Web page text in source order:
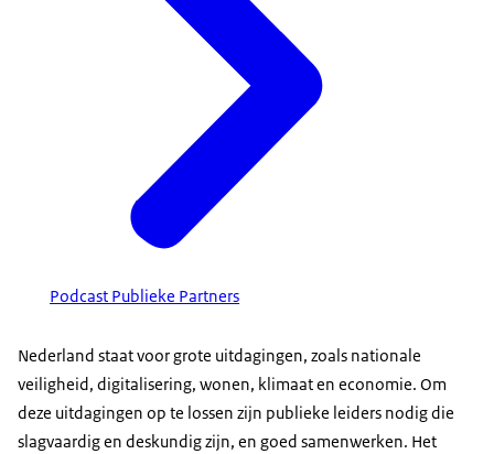
Podcast Publieke Partners
Nederland staat voor grote uitdagingen, zoals nationale
veiligheid, digitalisering, wonen, klimaat en economie. Om
deze uitdagingen op te lossen zijn publieke leiders nodig die
slagvaardig en deskundig zijn, en goed samenwerken. Het